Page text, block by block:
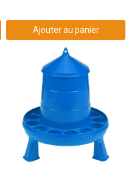
Ajouter au panier